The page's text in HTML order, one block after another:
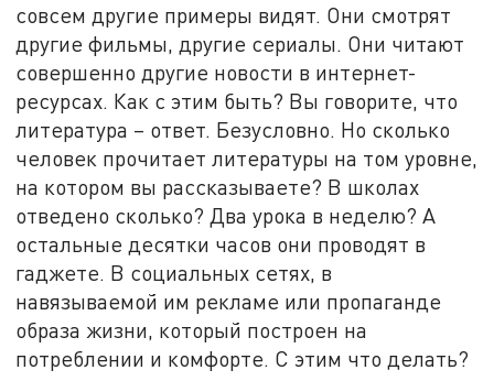
совсем другие примеры видят. Они смотрят
другие фильмы, другие сериалы. Они читают
совершенно другие новости в интернет-
ресурсах. Как с этим быть? Вы говорите, что
литература – ответ. Безусловно. Но сколько
человек прочитает литературы на том уровне,
на котором вы рассказываете? В школах
отведено сколько? Два урока в неделю? А
остальные десятки часов они проводят в
гаджете. В социальных сетях, в
навязываемой им рекламе или пропаганде
образа жизни, который построен на
потреблении и комфорте. С этим что делать?